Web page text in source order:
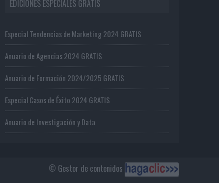
EDICIONES ESPECIALES GRATIS
Especial Tendencias de Marketing 2024 GRATIS
Anuario de Agencias 2024 GRATIS
Anuario de Formación 2024/2025 GRATIS
Especial Casos de Éxito 2024 GRATIS
Anuario de Investigación y Data
© Gestor de contenidos